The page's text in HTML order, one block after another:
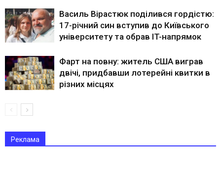
Василь Вірастюк поділився гордістю:
17-річний син вступив до Київського
університету та обрав IT-напрямок
Фарт на повну: житель США виграв
двічі, придбавши лотерейні квитки в
різних місцях
Реклама